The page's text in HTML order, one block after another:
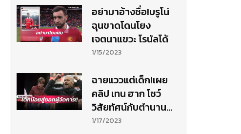
อย่ามาอ้างชื่อ!บรูโน่
ฉุนขาดโดนโยง
เจตนาแขวะ โรนัลโด้
1/15/2023
ฉายแววแต่เด็ก!เผย
คลิป เทน ฮาก โชว์
วิสัยทัศน์กับตำนาน
ลูกหนังดัตช์
1/17/2023